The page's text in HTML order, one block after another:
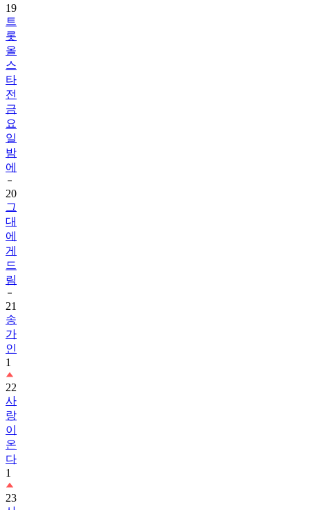
19
트
롯
올
스
타
전
금
요
일
밤
에
20
그
대
에
게
드
림
21
송
가
인
1
22
사
랑
이
온
다
1
23